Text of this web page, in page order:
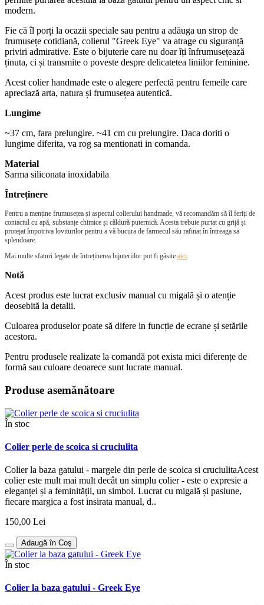
modern.
Fie că îl porți la ocazii speciale sau pentru a adăuga un strop de
frumusețe cotidiană, colierul "Greek Eye" va atrage cu siguranță
priviri admirative. Este o bijuterie care nu doar îți înfrumusețează
ținuta, ci și transmite o poveste despre delicatetea liniilor feminine.
Acest colier handmade este o alegere perfectă pentru femeile care
apreciază arta, natura și frumusețea autentică.
Lungime
~37 cm, fara prelungire. ~41 cm cu prelungire. Daca doriti o
lungime diferita, va rog sa mentionati in comanda.
Material
Sarma siliconata inoxidabila
Întreținere
Pentru a menține frumusețea și aspectul colierului handmade, vă recomandăm să îl feriți de
contactul cu apă, substanțe chimice și căldură puternică. Acesta trebuie purtat cu grijă și
protejat împotriva loviturilor pentru a vă bucura de farmecul său rafinat în întreaga sa
splendoare.
Mai multe sfaturi legate de întreținerea bijuteriilor pot fi găsite aici.
Notă
Acest produs este lucrat exclusiv manual cu migală și o atenție
deosebită la detalii.
Culoarea produselor poate să difere in funcție de ecrane și setările
acestora.
Pentru produsele realizate la comandă pot exista mici diferențe de
formă sau culoare deoarece sunt lucrate manual.
Produse asemănătoare
În stoc
Colier perle de scoica si cruciulita
Colier la baza gatului - margele din perle de scoica si cruciulitaAcest
colier este mult mai mult decât un simplu colier - este o expresie a
eleganței și a feminității, un simbol. Lucrat cu migală și pasiune,
fiecare margica a fost insirata manual, d..
150,00 Lei
Adaugă în Coş
În stoc
Colier la baza gatului - Greek Eye